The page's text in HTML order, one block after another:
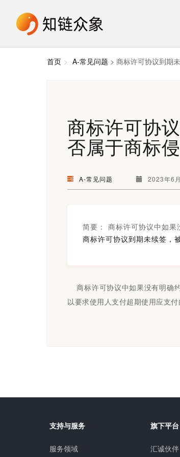
首页 A-常见问题 > 商标许可协议到期
商标许可协
否属于商标
A-常见问题 2023年6
简要： 商标许可协议中如
商标许可协议到期未续签，
商标许可协议中如果没有明确
以要求使用人支付超期使用应支
支持与服务
服务领域
旗下平台
汇诚伙伴